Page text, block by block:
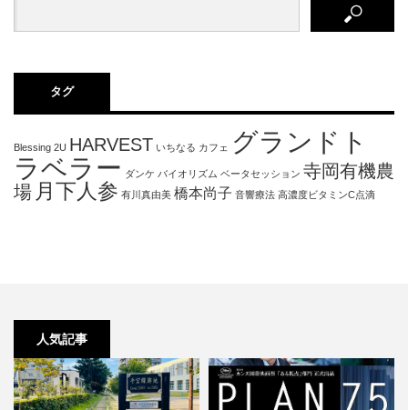
タグ
Blessing 2U HARVEST いちなる カフェ
グランドト
ラベラー ダンケ バイオリズム ベータセッション 寺岡有機農
場 月下人参 有川真由美 橋本尚子 音響療法 高濃度ビタミンC点滴
人気記事